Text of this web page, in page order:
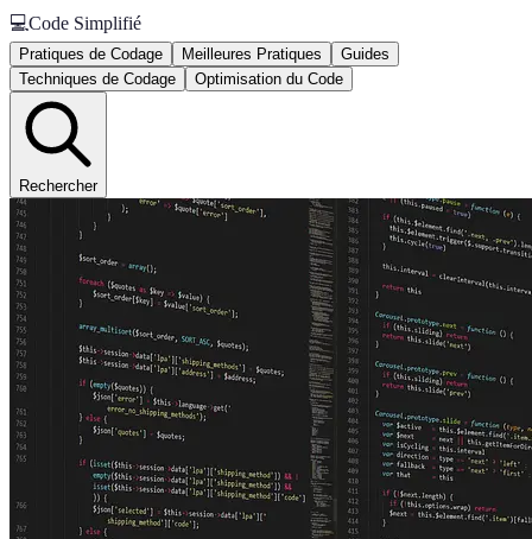
💻Code Simplifié
Pratiques de Codage Meilleures Pratiques
Guides
Techniques de Codage
Optimisation du Code
Rechercher